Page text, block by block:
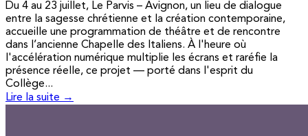
Du 4 au 23 juillet, Le Parvis – Avignon, un lieu de dialogue
entre la sagesse chrétienne et la création contemporaine,
accueille une programmation de théâtre et de rencontre
dans l’ancienne Chapelle des Italiens. À l'heure où
l'accélération numérique multiplie les écrans et raréfie la
présence réelle, ce projet — porté dans l'esprit du
Collège...
Lire la suite →